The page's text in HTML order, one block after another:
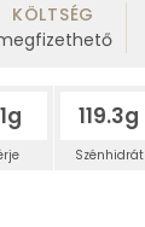
KÖLTSÉG
119.3g
Szénhidrát